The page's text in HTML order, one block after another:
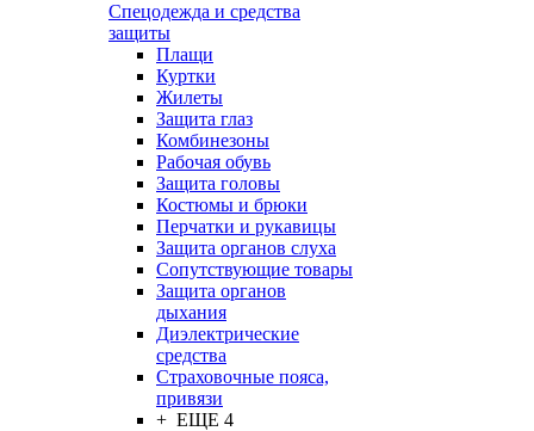
Спецодежда и средства
защиты
Плащи
Куртки
Жилеты
Защита глаз
Комбинезоны
Рабочая обувь
Защита головы
Костюмы и брюки
Перчатки и рукавицы
Защита органов слуха
Сопутствующие товары
Защита органов
дыхания
Диэлектрические
средства
Страховочные пояса,
привязи
+ ЕЩЕ 4